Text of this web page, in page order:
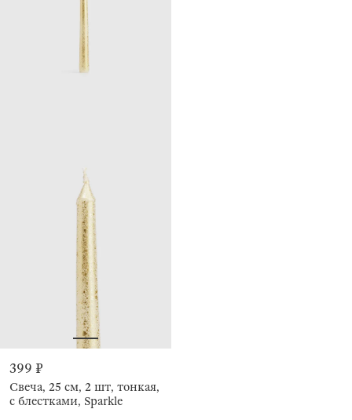
399 ₽
Свеча, 25 см, 2 шт, тонкая,
с блестками, Sparkle